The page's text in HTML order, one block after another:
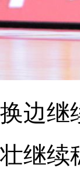
换边继
壮继续